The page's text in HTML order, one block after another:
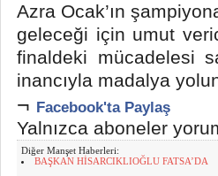
Azra Ocak’ın
geleceği için umut
finaldeki mücadelesi
inancıyla madalya
¬ Facebook'ta Paylaş
Yalnızca aboneler
Diğer Manşet Haberleri:
BAŞKAN HİSARCIKLIOĞLU FATSA’DA